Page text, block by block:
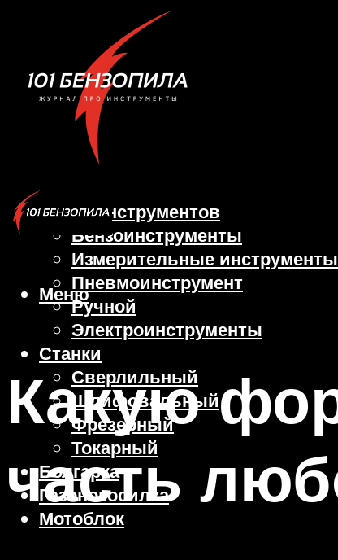
Виды инструментов
Бензоинструменты
Измерительные инструменты
Пневмоинструмент
Ручной
Электроинструменты
Станки
Сверлильный
Шлифовальный
Фрезерный
Токарный
Болгарка
Газонокосилка
Мотоблок
Меню
Какую
часть